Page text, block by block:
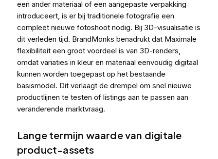
een ander materiaal of een aangepaste verpakking
introduceert, is er bij traditionele fotografie een
compleet nieuwe fotoshoot nodig. Bij 3D-visualisatie is
dit verleden tijd. BrandMonks benadrukt dat Maximale
flexibiliteit een groot voordeel is van 3D-renders,
omdat variaties in kleur en materiaal eenvoudig digitaal
kunnen worden toegepast op het bestaande
basismodel. Dit verlaagt de drempel om snel nieuwe
productlijnen te testen of listings aan te passen aan
veranderende marktvraag.
Lange termijn waarde van digitale
product-assets